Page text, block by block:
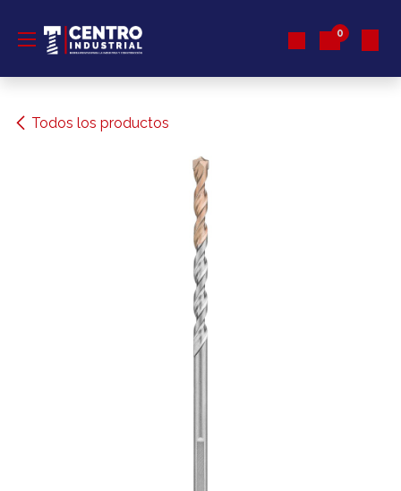
0
Todos los productos